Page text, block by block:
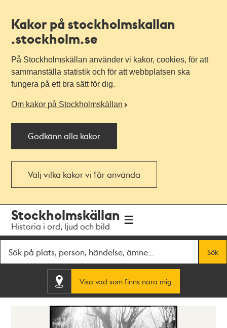
Kakor på stockholmskallan
.stockholm.se
På Stockholmskällan använder vi kakor, cookies, för att
sammanställa statistik och för att webbplatsen ska
fungera på ett bra sätt för dig.
Om kakor på Stockholmskällan
Godkänn alla kakor
Välj vilka kakor vi får använda
navigationen
huvudinnehållet
Stockholmskällan
Historia i ord, ljud och bild
Sök
Visa vad som finns nära mig